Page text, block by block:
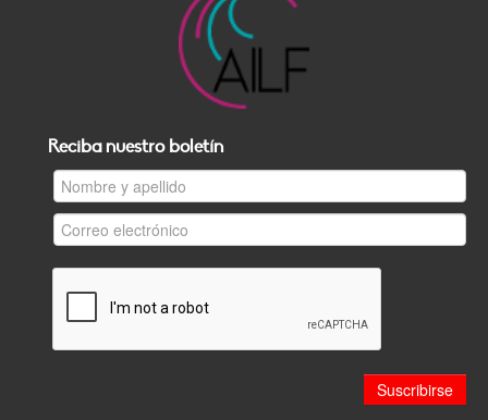
Reciba nuestro boletín